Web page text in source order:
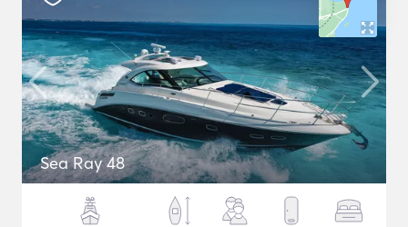
Sea Ray 48